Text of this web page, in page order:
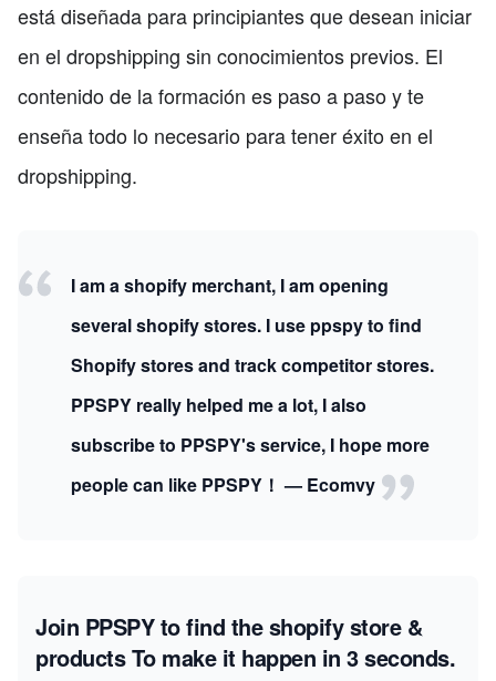
está diseñada para principiantes que desean iniciar
en el dropshipping sin conocimientos previos. El
contenido de la formación es paso a paso y te
enseña todo lo necesario para tener éxito en el
dropshipping.
I am a shopify merchant, I am opening
several shopify stores. I use ppspy to find
Shopify stores and track competitor stores.
PPSPY really helped me a lot, I also
subscribe to PPSPY's service, I hope more
people can like PPSPY！ — Ecomvy
Join PPSPY to find the shopify store &
productsTo make it happen in 3 seconds.